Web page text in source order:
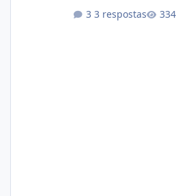
3 respostas